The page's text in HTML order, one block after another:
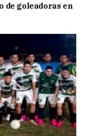
de goleadoras en